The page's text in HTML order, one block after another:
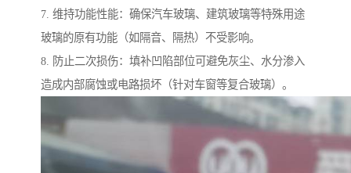
7. 维持功能性能：确保汽车玻璃、建筑玻璃等特殊用途
玻璃的原有功能（如隔音、隔热）不受影响。
8. 防止二次损伤：填补凹陷部位可避免灰尘、水分渗入
造成内部腐蚀或电路损坏（针对车窗等复合玻璃）。